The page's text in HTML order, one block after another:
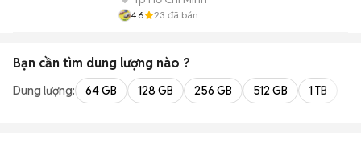
4.6 23 đã bán
Bạn cần tìm dung lượng nào ?
Dung lượng: 64 GB 128 GB 256 GB 512 GB 1 TB